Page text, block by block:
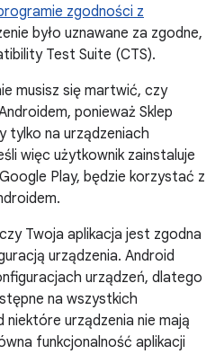
zgodności z
było uznawane za zgodne,
Test Suite (CTS).
musisz się martwić, czy
ponieważ Sklep
tylko na urządzeniach
więc użytkownik zainstaluje
Play, będzie korzystać z
Twoja aplikacja jest zgodna
urządzenia. Android
urządzeń, dlatego
na wszystkich
niektóre urządzenia nie mają
funkcjonalność aplikacji